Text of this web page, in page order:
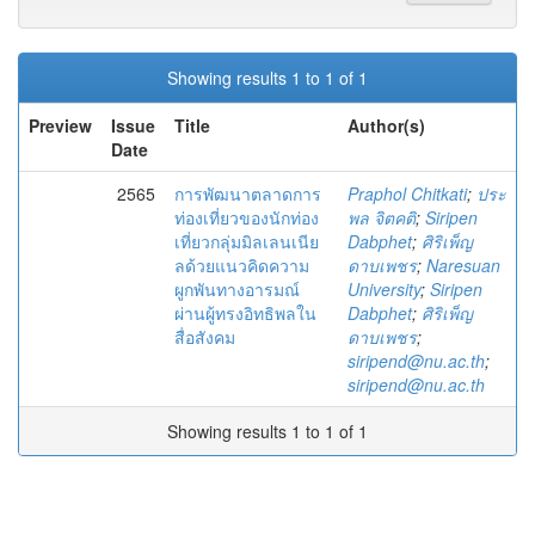
Showing results 1 to 1 of 1
Preview
Issue
Date
Title Author(s)
2565
การพัฒนาตลาดการ
ท่องเที่ยวของนักท่อง
เที่ยวกลุ่มมิลเลนเนีย
ลด้วยแนวคิดความ
ผูกพันทางอารมณ์
ผ่านผู้ทรงอิทธิพลใน
สื่อสังคม
Praphol Chitkati; ประ
พล จิตคติ; Siripen
Dabphet; ศิริเพ็ญ
ดาบเพชร; Naresuan
University; Siripen
Dabphet; ศิริเพ็ญ
ดาบเพชร;
siripend@nu.ac.th;
siripend@nu.ac.th
Showing results 1 to 1 of 1